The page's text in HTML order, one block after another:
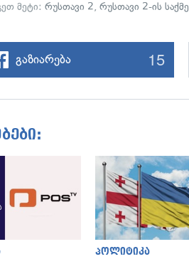
მეტი:რუსთავი 2,რუსთავი 2-ის საქმე
გაზიარება 15
გადახედვა
პოლიტიკა